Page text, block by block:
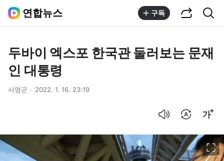
연합뉴스 구독
두바이 엑스포 한국관 둘러보는 문재
인 대통령
서명곤 2022. 1. 16. 23:19